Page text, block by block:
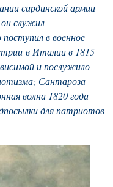
сардинской армии
служил
в военное
в Италии в 1815
и послужило
Сантароза
волна 1820 года
для патриотов